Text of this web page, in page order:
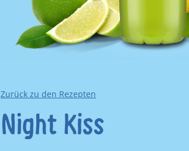
Zurück zu den Rezepten
Night Kiss